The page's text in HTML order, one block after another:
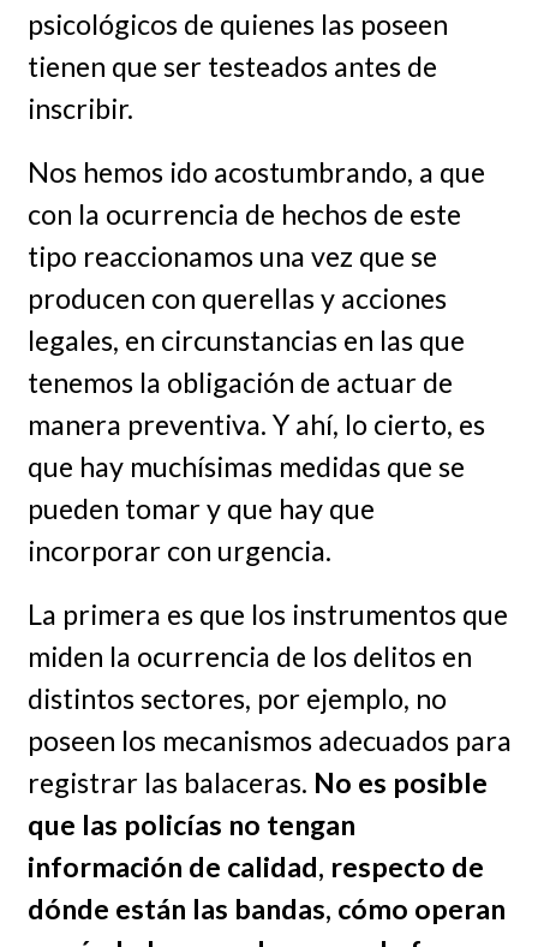
psicológicos de quienes las poseen
tienen que ser testeados antes de
inscribir.
Nos hemos ido acostumbrando, a que
con la ocurrencia de hechos de este
tipo reaccionamos una vez que se
producen con querellas y acciones
legales, en circunstancias en las que
tenemos la obligación de actuar de
manera preventiva. Y ahí, lo cierto, es
que hay muchísimas medidas que se
pueden tomar y que hay que
incorporar con urgencia.
La primera es que los instrumentos que
miden la ocurrencia de los delitos en
distintos sectores, por ejemplo, no
poseen los mecanismos adecuados para
registrar las balaceras. No es posible
que las policías no tengan
información de calidad, respecto de
dónde están las bandas, cómo operan